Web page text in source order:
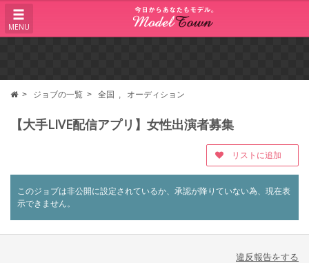
MENU
ジョブの一覧 全国 オーディション
【大手LIVE配信アプリ】女性出演者募集
リストに追加
このジョブは非公開に設定されているか、承認が降りていない為、現在表
示できません。
違反報告をする